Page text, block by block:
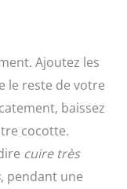
Ajoutez les
le reste de votre
baissez
cocotte.
cuire très
, pendant une